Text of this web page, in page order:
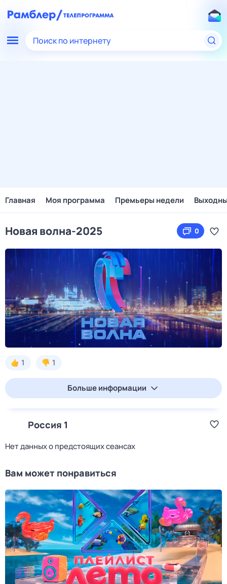
Поиск по интернету
Главная Моя программа Премьеры недели
Новая волна-2025 0
1 1
Больше информации
Россия 1
Нет данных о предстоящих сеансах
Вам может понравиться